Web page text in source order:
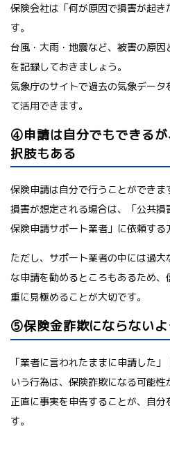
保険会社は「何が原因で損害が起
す。
台風・大雨・地震など、被害の原
を記録しておきましょう。
気象庁のサイトで過去の気象デー
て活用できます。
④申請は自分でもできる
択肢もある
保険申請は自分で行うことができ
損害が想定される場合は、「公共
保険申請サポート業者」に依頼する
ただし、サポート業者の中には過
な申請を勧めるところもあるため
重に見極めることが大切です。
⑤保険金詐欺にならないよ
「業者に言われたままに申請した
いう行為は、保険詐欺になる可能性
正直に事実を申告することが、自
す。